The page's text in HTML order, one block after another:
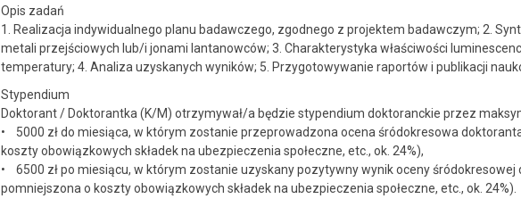
Opis zadań
1. Realizacja indywidualnego planu badawczego, zgodnego z projektem badawczym; 2.
metali przejściowych lub/i jonami lantanowców; 3. Charakterystyka właściwości
temperatury; 4. Analiza uzyskanych wyników; 5. Przygotowywanie raportów i publikacji
Stypendium
Doktorant / Doktorantka (K/M) otrzymywał/a będzie stypendium doktoranckie przez
• 5000 zł do miesiąca, w którym zostanie przeprowadzona ocena śródokresowa
koszty obowiązkowych składek na ubezpieczenia społeczne, etc., ok. 24%),
• 6500 zł po miesiącu, w którym zostanie uzyskany pozytywny wynik oceny
pomniejszona o koszty obowiązkowych składek na ubezpieczenia społeczne, etc., ok. 24%).